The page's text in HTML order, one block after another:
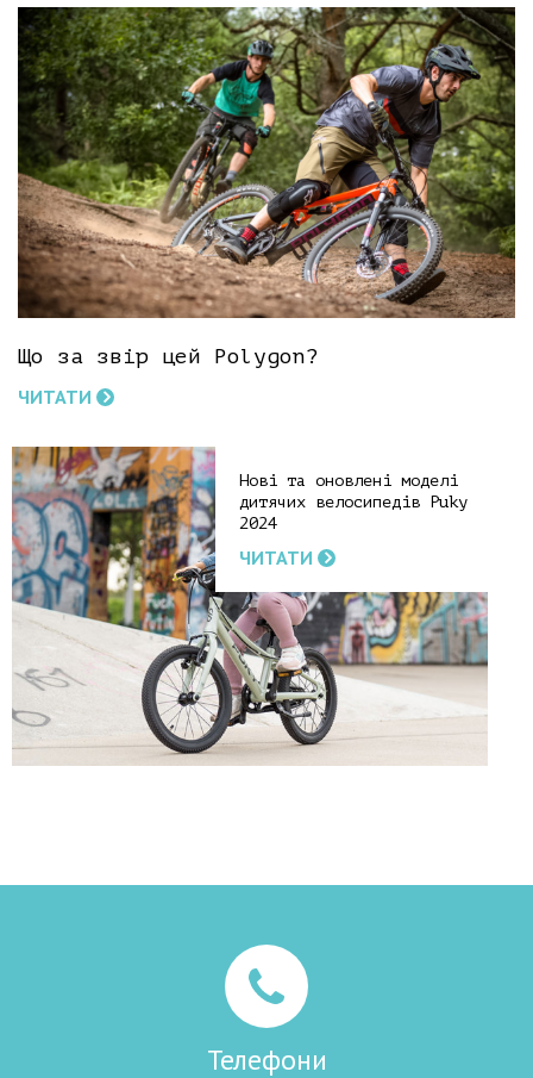
Що за звір цей Polygon?
ЧИТАТИ
Нові та оновлені моделі
дитячих велосипедів Puky
2024
ЧИТАТИ
Телефони